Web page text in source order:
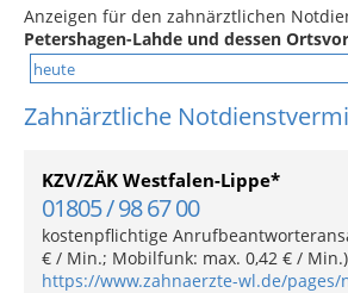
Anzeigen für den zahnärztlichen
Petershagen-Lahde und dessen
Zahnärztliche
KZV/ZÄK Westfalen-Lippe*
01805 / 98 67 00
kostenpflichtige
€ / Min.; Mobilfunk: max. 0,42 € / Min.)
https://www.zahnaerzte-wl.de/pages/